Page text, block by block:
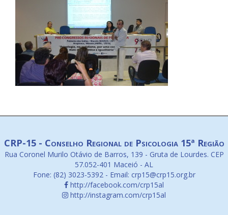
CRP-15 - Conselho Regional de Psicologia 15ª Região
Rua Coronel Murilo Otávio de Barros, 139 - Gruta de Lourdes. CEP
57.052-401 Maceió - AL
Fone: (82) 3023-5392 - Email: crp15@crp15.org.br
http://facebook.com/crp15al
http://instagram.com/crp15al